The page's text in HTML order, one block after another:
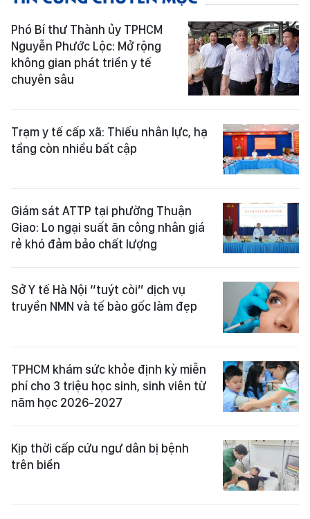
Phó Bí thư Thành ủy TPHCM
Nguyễn Phước Lộc: Mở rộng
không gian phát triển y tế
chuyên sâu
Trạm y tế cấp xã: Thiếu nhân lực, hạ
tầng còn nhiều bất cập
Giám sát ATTP tại phường Thuận
Giao: Lo ngại suất ăn công nhân giá
rẻ khó đảm bảo chất lượng
Sở Y tế Hà Nội “tuýt còi” dịch vụ
truyền NMN và tế bào gốc làm đẹp
TPHCM khám sức khỏe định kỳ miễn
phí cho 3 triệu học sinh, sinh viên từ
năm học 2026-2027
Kịp thời cấp cứu ngư dân bị bệnh
trên biển